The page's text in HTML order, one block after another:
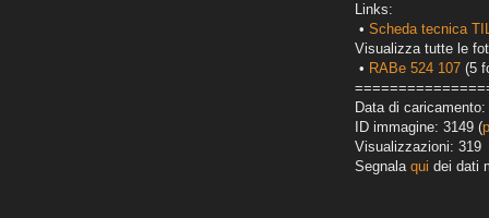
Links:
• Scheda tecnica
Visualizza tutte le
• RABe 524 107 (5
Data di
ID immagine: 3149 (
Visualizzazioni: 319
Segnala qui dei dati